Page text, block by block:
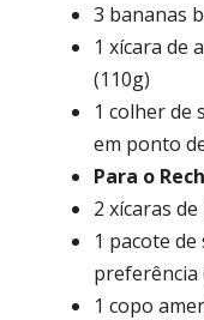
3 bananas
1 xícara de
(110g)
1 colher de
em ponto
Para o
2 xícaras
1 pacote
preferência
1 copo